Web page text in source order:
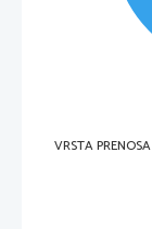
VRSTA PRENOSA